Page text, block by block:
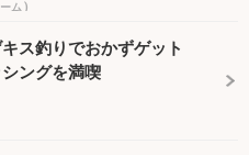
ム )
ス釣りでおかずゲット
ングを満喫